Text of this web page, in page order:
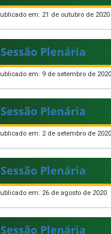
em: 21 de outubro de 2020
Sessão Plenária
em: 9 de setembro de 2020
Sessão Plenária
em: 2 de setembro de 2020
Sessão Plenária
em: 26 de agosto de 2020
Sessão Plenária